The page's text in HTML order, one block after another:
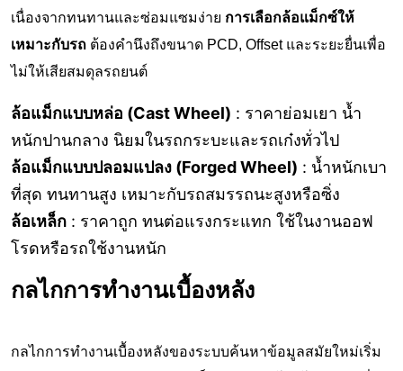
เนื่องจากทนทานและซ่อมแซมง่าย การเลือกล้อแม็กซ์ให้
เหมาะกับรถ ต้องคำนึงถึงขนาด PCD, Offset และระยะยื่นเพื่อ
ไม่ให้เสียสมดุลรถยนต์
ล้อแม็กแบบหล่อ (Cast Wheel) : ราคาย่อมเยา น้ำ
หนักปานกลาง นิยมในรถกระบะและรถเก๋งทั่วไป
ล้อแม็กแบบปลอมแปลง (Forged Wheel) : น้ำหนักเบา
ที่สุด ทนทานสูง เหมาะกับรถสมรรถนะสูงหรือซิ่ง
ล้อเหล็ก : ราคาถูก ทนต่อแรงกระแทก ใช้ในงานออฟ
โรดหรือรถใช้งานหนัก
กลไกการทำงานเบื้องหลัง
กลไกการทำงานเบื้องหลังของระบบค้นหาข้อมูลสมัยใหม่เริ่ม